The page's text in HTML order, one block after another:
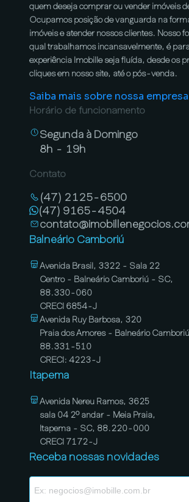
quem deseja comprar ou vender imóveis
Ocupamos posição de vanguarda na
imóveis e atender nossos clientes. Nosso
qual trabalhamos incansavelmente, é
experiência Imobille seja fluída, desde os
cliques em nosso site, até o pós-venda.
Saiba mais sobre nossa empresa
Horário de funcionamento
Segunda à Domingo
8h - 19h
Contato
(47) 2125-6500
(47) 9165-4504
Balneário Camboriú
Avenida Brasil, 3322 - Sala 22
Centro - Balneário Camboriú - SC,
88.330-060
CRECI 6854-J
Avenida Ruy Barbosa, 320
Praia dos Amores - Balneário
88.331-510
CRECI: 4223-J
Itapema
Avenida Nereu Ramos, 3625
sala 04 2º andar - Meia Praia,
Itapema - SC, 88.220-000
CRECI 7172-J
Receba nossas novidades